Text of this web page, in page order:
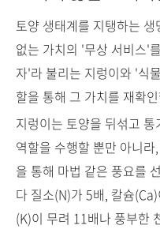
토양 생태계를 지탱하는
없는 가치의 '무상 서비스'
자'라 불리는 지렁이와 '식
할을 통해 그 가치를 재확
지렁이는 토양을 뒤섞고
역할을 수행할 뿐만 아니라
을 통해 마법 같은 풍요를
다 질소(N)가 5배, 칼슘
(K)이 무려 11배나 풍부한